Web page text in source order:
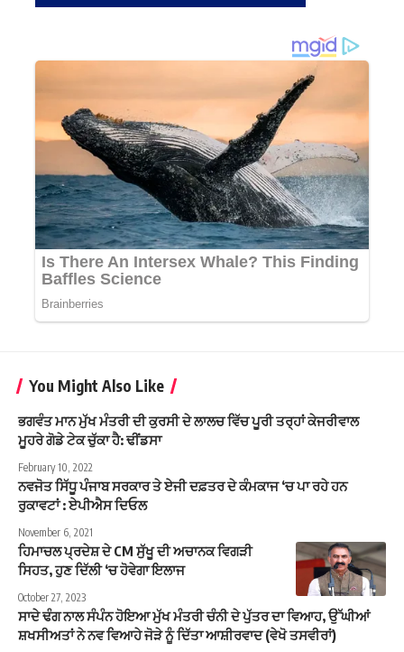
You Might Also Like
ਭਗਵੰਤ ਮਾਨ ਮੁੱਖ ਮੰਤਰੀ ਦੀ ਕੁਰਸੀ ਦੇ ਲਾਲਚ ਵਿੱਚ ਪੂਰੀ ਤਰ੍ਹਾਂ ਕੇਜਰੀਵਾਲ
ਮੂਹਰੇ ਗੋਡੇ ਟੇਕ ਚੁੱਕਾ ਹੈ: ਢੀਂਡਸਾ
February 10, 2022
ਨਵਜੋਤ ਸਿੱਧੂ ਪੰਜਾਬ ਸਰਕਾਰ ਤੇ ਏਜੀ ਦਫ਼ਤਰ ਦੇ ਕੰਮਕਾਜ ‘ਚ ਪਾ ਰਹੇ ਹਨ
ਰੁਕਾਵਟਾਂ : ਏਪੀਐਸ ਦਿਓਲ
November 6, 2021
ਹਿਮਾਚਲ ਪ੍ਰਦੇਸ਼ ਦੇ CM ਸੁੱਖੂ ਦੀ ਅਚਾਨਕ ਵਿਗੜੀ
ਸਿਹਤ, ਹੁਣ ਦਿੱਲੀ ‘ਚ ਹੋਵੇਗਾ ਇਲਾਜ
October 27, 2023
ਸਾਦੇ ਢੰਗ ਨਾਲ ਸੰਪੰਨ ਹੋਇਆ ਮੁੱਖ ਮੰਤਰੀ ਚੰਨੀ ਦੇ ਪੁੱਤਰ ਦਾ ਵਿਆਹ, ਉੱਘੀਆਂ
ਸ਼ਖਸੀਅਤਾਂ ਨੇ ਨਵ ਵਿਆਹੇ ਜੋੜੇ ਨੂੰ ਦਿੱਤਾ ਆਸ਼ੀਰਵਾਦ (ਵੇਖੋ ਤਸਵੀਰਾਂ)